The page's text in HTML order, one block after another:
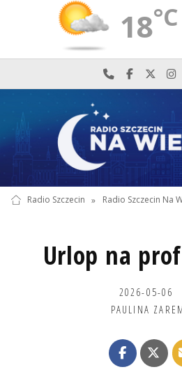
18°C
Najlepiej po
Odwiedź
Radio Szczecin » Radio Szczecin Na
Urlop na
2026-05-06
PAULINA